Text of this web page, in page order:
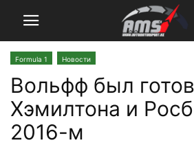
Formula 1 Новости
Вольфф был
Хэмилтона и
2016-м